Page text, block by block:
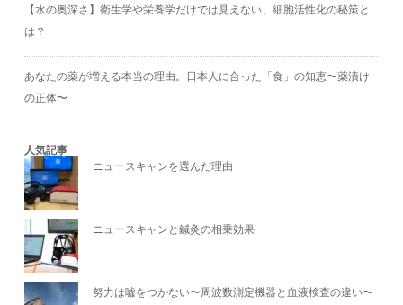
【水の奥深さ】衛生学や栄養学だけでは見えない、細胞活性化の秘策と
は？
あなたの薬が増える本当の理由。日本人に合った「食」の知恵〜薬漬け
の正体〜
人気記事
ニュースキャンを選んだ理由
ニュースキャンと鍼灸の相乗効果
努力は嘘をつかない〜周波数測定機器と血液検査の違い〜